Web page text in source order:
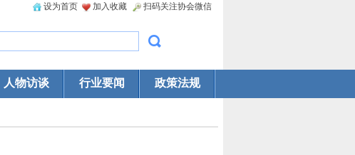
设为首页 加入收藏 扫码关注协会微信
人物访谈 行业要闻 政策法规